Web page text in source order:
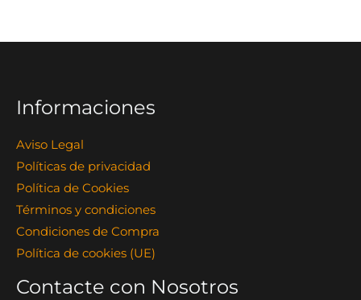
Informaciones
Aviso Legal
Políticas de privacidad
Política de Cookies
Términos y condiciones
Condiciones de Compra
Política de cookies (UE)
Contacte con Nosotros